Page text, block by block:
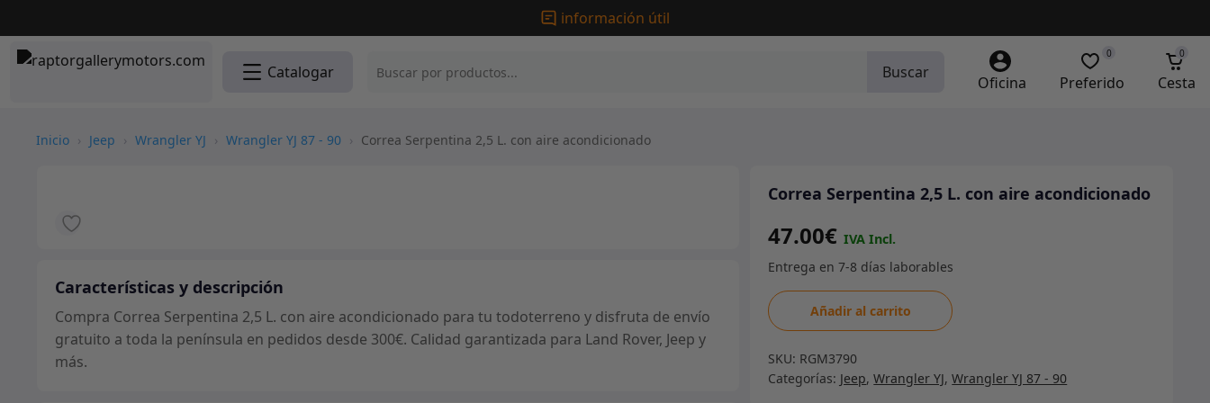
información útil
Catalogar Buscar
Oficina Preferido
0
Cesta
0
Inicio › Jeep › Wrangler YJ › Wrangler YJ 87 - 90 › Correa Serpentina 2,5 L. con aire acondicionado
Características y descripción
Compra Correa Serpentina 2,5 L. con aire acondicionado para tu todoterreno y disfruta de envío
gratuito a toda la península en pedidos desde 300€. Calidad garantizada para Land Rover, Jeep y
más.
Correa Serpentina 2,5 L. con aire acondicionado
47.00€
Correa
Serpentina
L.
Añadir al carrito
SKU: RGM3790
Categorías: Jeep,Wrangler YJ,Wrangler YJ 87 - 90